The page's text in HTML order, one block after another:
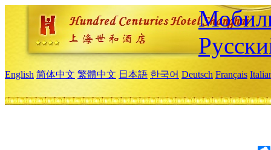
English 简体中文 繁體中文 日本語 한국어 Deutsch Français